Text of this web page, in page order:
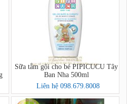
Sữa tắm gội cho bé PIPICUCU Tây
Ban Nha 500ml
Liên hệ 098.679.8008